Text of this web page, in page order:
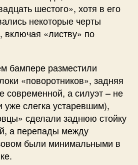
шестого», хотя в его
некоторые черты
включая «листву» по
бампере разместили
«поворотников», задняя
современной, а силуэт – не
слегка устаревшим),
сделали заднюю стойку
а перепады между
были минимальными в